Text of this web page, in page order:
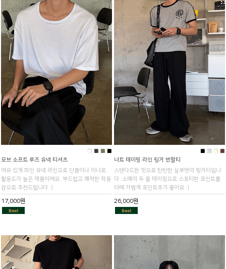
■ ■ ■ ■
모브 소프트 루즈 유넥 티셔츠
여유 있게 파인 유넥 라인으로 단품이나 이너로
활용도가 높은 제품이에요. 부드럽고 쾌적한 착용
감으로 추천드립니다 :)
17,000원
■ ■ ■ ■
너트 테이핑 라인 링거 반팔티
스탠다드한 핏으로 탄탄한 실루엣의 링거티입니
다. 소매의 두 줄 테이핑으로 스포티한 포인트를
더해 가볍게 포인트주기 좋아요 :)
26,000원